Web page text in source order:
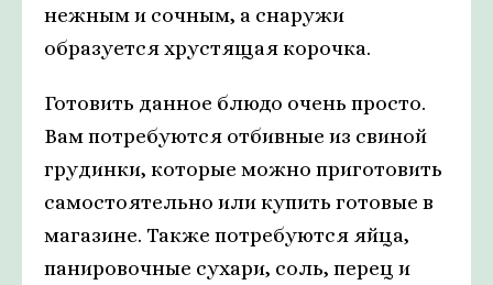
нежным и сочным, а снаружи
образуется хрустящая корочка.
Готовить данное блюдо очень просто.
Вам потребуются отбивные из свиной
грудинки, которые можно приготовить
самостоятельно или купить готовые в
магазине. Также потребуются яйца,
панировочные сухари, соль, перец и